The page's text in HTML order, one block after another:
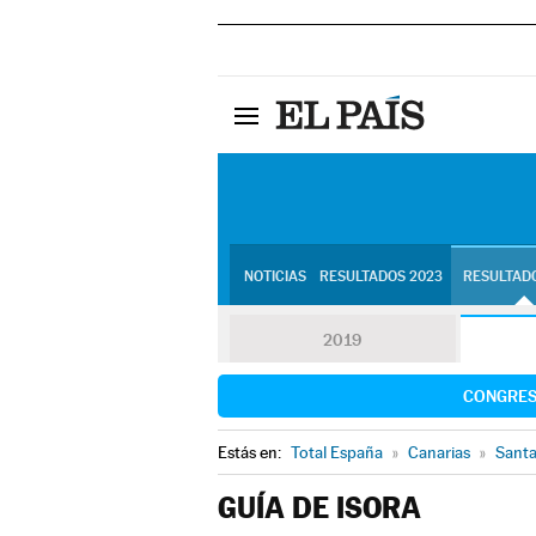
NOTICIAS RESULTADOS 2023
2019
Estás en: Total España » Canarias »
GUÍA DE ISORA